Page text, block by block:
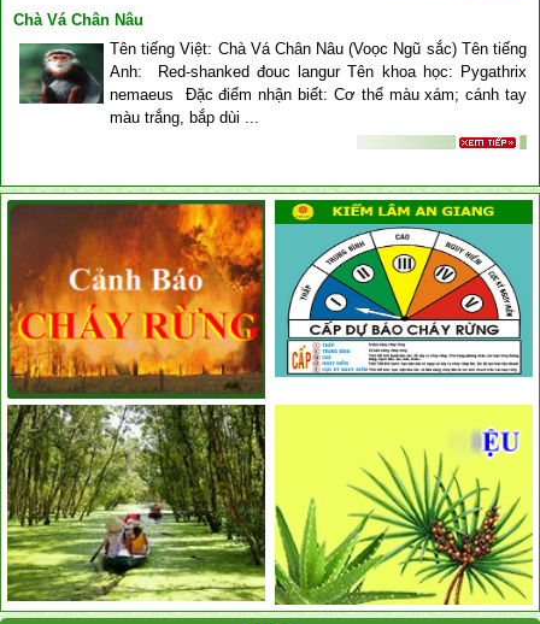
Chà Vá Chân Nâu
Tên tiếng Việt: Chà Vá Chân Nâu (Voọc Ngũ sắc) Tên tiếng
Anh: Red-shanked đouc langur Tên khoa học: Pygathrix
nemaeus Đặc điểm nhận biết: Cơ thể màu xám; cánh tay
màu trắng, bắp dùi ...